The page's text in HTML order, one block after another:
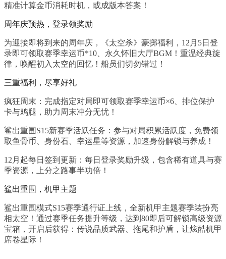
精准计算金币消耗时机，或成版本答案！
周年庆预热，登录领奖励
为迎接即将到来的周年庆，《太空杀》豪掷福利，12月5日登
录即可领取赛季幸运币*10、永久怀旧大厅BGM！重温经典旋
律，唤醒初入太空的回忆！船员们切勿错过！
三重福利，尽享好礼
疯狂周末：完成指定对局即可领取赛季幸运币×6、排位保护
卡与鸡腿，助力周末冲分无忧！
鲨出重围S15新赛季活跃任务：参与对局积累活跃度，免费领
取鱼骨币、身份石、幸运星等资源，加速身份解锁与养成！
12月起每日签到更新：每日登录奖励升级，包含稀有道具与赛
季资源，上分之路事半功倍！
鲨出重围，机甲主题
鲨出重围模式S15赛季通行证上线，全新机甲主题赛季装扮亮
相太空！通过赛季任务提升等级，达到80即后可解锁高级资源
宝箱，开启后获得：传说品质武器、拖尾和护盾，让炫酷机甲
席卷星际！